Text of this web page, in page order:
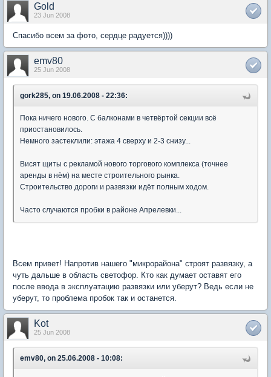
Gold
23 Jun 2008
Спасибо всем за фото, сердце радуется))))
emv80
25 Jun 2008
gork285, on 19.06.2008 - 22:36:
Пока ничего нового. С балконами в четвёртой секции всё
приостановилось.
Немного застеклили: этажа 4 сверху и 2-3 снизу...
Висят щиты с рекламой нового торгового комплекса (точнее
аренды в нём) на месте строительного рынка.
Строительство дороги и развязки идёт полным ходом.
Часто случаются пробки в районе Апрелевки...
Всем привет! Напротив нашего "микрорайона" строят развязку, а
чуть дальше в область светофор. Кто как думает оставят его
после ввода в эксплуатацию развязки или уберут? Ведь если не
уберут, то проблема пробок так и останется.
Kot
25 Jun 2008
emv80, on 25.06.2008 - 10:08: